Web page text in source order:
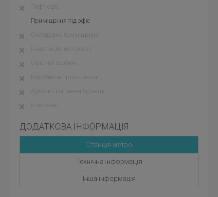
Лофт офіс
Приміщення під офіс
Складське приміщення
Інвестиційний проект
Офісний особняк
Виробниче приміщення
Адміністративна будівля
Коворкінг
ДОДАТКОВА ІНФОРМАЦІЯ
Станція метро
Технічна інформація
Інша інформація